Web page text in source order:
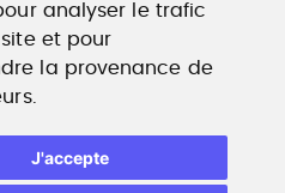
analyser le trafic
et pour
la provenance de
J'accepte
professionnel
coaching, techniques de
entretien conseil.
competences.com